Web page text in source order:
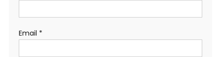
Email *